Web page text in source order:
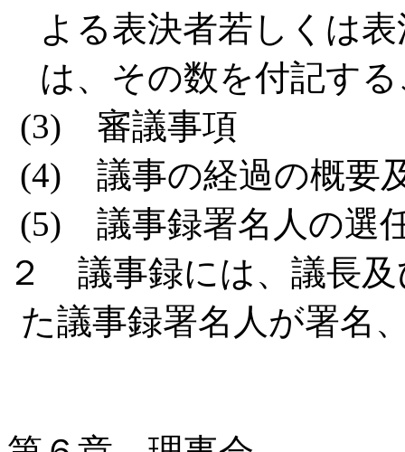
よる表決者若しくは
は、その数を付記す
(3) 審議事項
(4) 議事の経過の概要
(5) 議事録署名人の選
２ 議事録には、議長
た議事録署名人が署名